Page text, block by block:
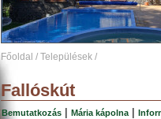
Főoldal / Települések /
Fallóskút
Bemutatkozás | Mária kápolna |